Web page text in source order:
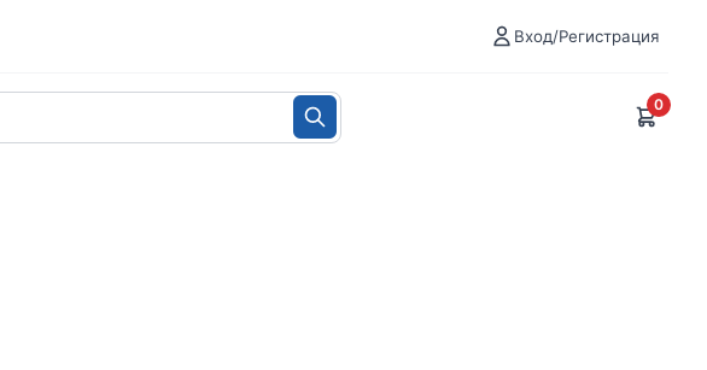
Вход/Регистрация
0